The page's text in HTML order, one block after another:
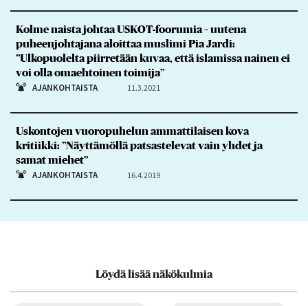
Kolme naista johtaa USKOT-foorumia – uutena
puheenjohtajana aloittaa muslimi Pia Jardi:
”Ulkopuolelta piirretään kuvaa, että islamissa nainen ei
voi olla omaehtoinen toimija”
AJANKOHTAISTA 11.3.2021
Uskontojen vuoropuhelun ammattilaisen kova
kritiikki: ”Näyttämöllä patsastelevat vain yhdet ja
samat miehet”
AJANKOHTAISTA 16.4.2019
Löydä lisää näkökulmia